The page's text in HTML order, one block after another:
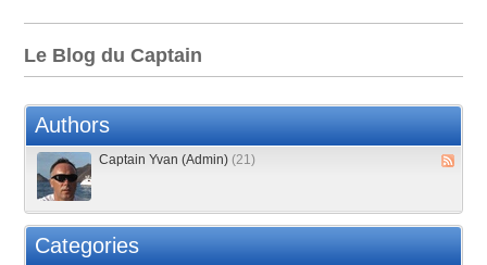
Le Blog du Captain
Authors
Captain Yvan (Admin) (21)
Categories